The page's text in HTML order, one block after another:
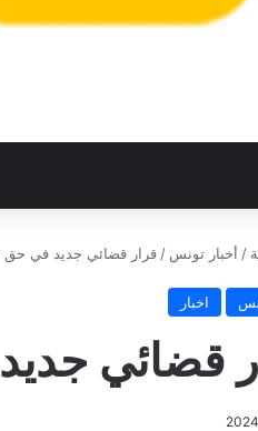
/ أخبار تونس / قرار قضائي جديد في حق
اخبار
قضائي